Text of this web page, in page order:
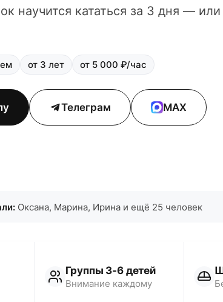
научится кататься за 3 дня — или
от 3 лет от 5 000 ₽/час
Телеграм MAX
Оксана, Марина, Ирина и ещё 25 человек
Группы 3-6 детей
Внимание каждому